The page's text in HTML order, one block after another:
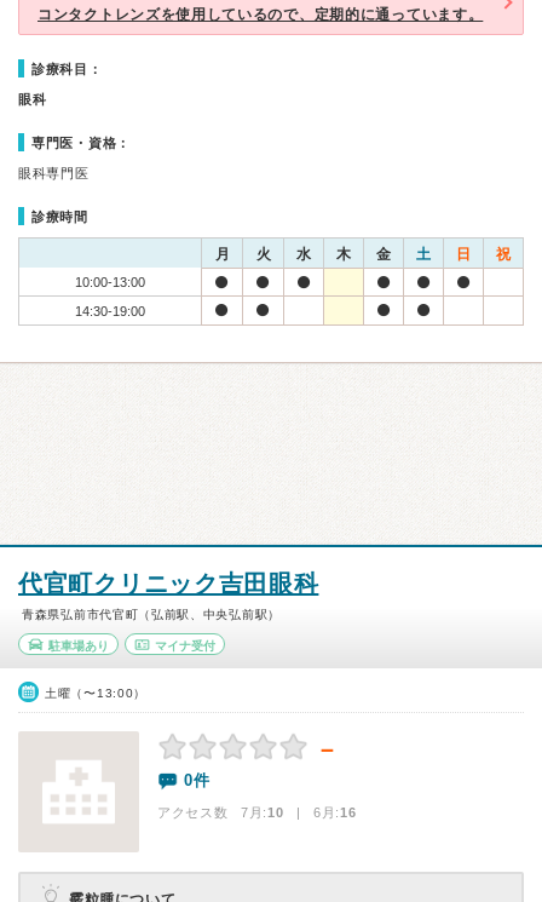
コンタクトレンズを使用しているので、定期的に通っています。
診療科目：
眼科
専門医・資格：
眼科専門医
診療時間
月 火 水 木 金 土 日 祝
10:00-13:00
14:30-19:00
代官町クリニック吉田眼科
青森県弘前市代官町（弘前駅、中央弘前駅）
駐車場あり マイナ受付
土曜（〜13:00）
－
0件
アクセス数 7月:10 | 6月:16